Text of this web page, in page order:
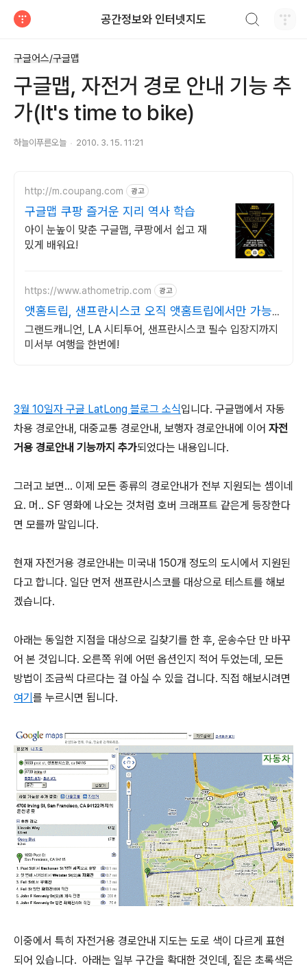
공간정보와 인터넷지도
구글어스/구글맵
구글맵, 자전거 경로 안내 기능 추
가(It's time to bike)
하늘이푸른오늘 2010. 3. 15. 11:21
http://m.coupang.com 광고
구글맵 쿠팡 즐거운 지리 역사 학습
아이 눈높이 맞춘 구글맵, 쿠팡에서 쉽고 재
밌게 배워요!
https://www.athometrip.com 광고
앳홈트립, 샌프란시스코 오직 앳홈트립에서만 가능
한
그랜드캐니언, LA 시티투어, 샌프란시스코 필수 입장지까지
미서부 여행을 한번에!
3월 10일자 구글 LatLong 블로그 소식입니다. 구글맵에서 자동
차용 경로안내, 대중교통 경로안내, 보행자 경로안내에 이어 자전
거용 경로안내 기능까지 추가되었다는 내용입니다.
그러고 보면... 이제 모든 종류의 경로안내가 전부 지원되는 셈이네
요. 머.. SF 영화에 나오는 것처럼 호버 크래프트 같은게 등장한다
면 모를까 말입니다.
현재 자전거용 경로안내는 미국내 150개 정도의 도시에서 지원된
다고 합니다. 일단 먼저 샌프란시스코를 대상으로 테스트를 해보
겠습니다.
아래는 동일한 지점을 대상으로 길찾기를 한 후, 운송수단 만 바꾸
어 본 것입니다. 오른쪽 위에 어떤 옵션인지 적어 두었는데, 모든
방법이 조금씩 다르다는 걸 아실 수 있을 겁니다. 직접 해보시려면
여기를 누르시면 됩니다.
이중에서 특히 자전거용 경로안내 지도는 도로 색이 다르게 표현
되어 있습니다. 아래는 일부 구간을 확대한 것인데, 짙은 초록색은